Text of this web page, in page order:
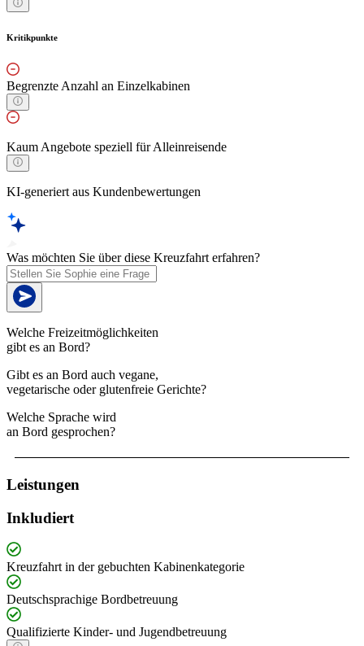
Kritikpunkte
Begrenzte Anzahl an Einzelkabinen
Kaum Angebote speziell für Alleinreisende
KI-generiert aus Kundenbewertungen
Was möchten Sie über diese Kreuzfahrt erfahren?
Welche Freizeitmöglichkeiten
gibt es an Bord?
Gibt es an Bord auch vegane,
vegetarische oder glutenfreie Gerichte?
Welche Sprache wird
an Bord gesprochen?
Leistungen
Inkludiert
Kreuzfahrt in der gebuchten Kabinenkategorie
Deutschsprachige Bordbetreuung
Qualifizierte Kinder- und Jugendbetreuung